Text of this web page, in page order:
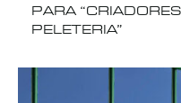
PARA
PELETERIA”